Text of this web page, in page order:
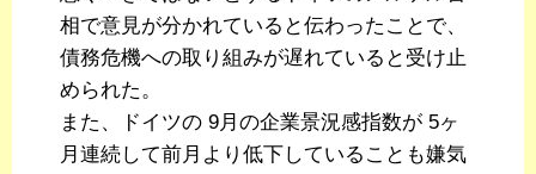
相で意見が分かれていると伝わったことで、
債務危機への取り組みが遅れていると受け止
められた。
また、ドイツの 9月の企業景況感指数が 5ヶ
月連続して前月より低下していることも嫌気